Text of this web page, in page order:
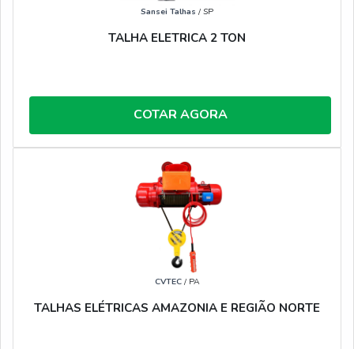
Sansei Talhas / SP
TALHA ELETRICA 2 TON
COTAR AGORA
CVTEC/ PA
TALHAS ELÉTRICAS AMAZONIA E REGIÃO NORTE